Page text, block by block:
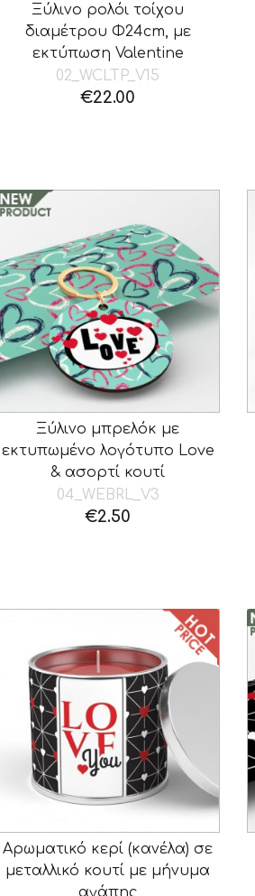
Ξύλινο ρολόι τοίχου
διαμέτρου Φ24cm, με
εκτύπωση Valentine
02_WCLTP_V15
€22.00
Ξύλινο μπρελόκ με
εκτυπωμένο λογότυπο Love
& ασορτί κουτί
04_WEBRL_V3
€2.50
Αρωματικό κερί (κανέλα) σε
μεταλλικό κουτί με μήνυμα
αγάπης